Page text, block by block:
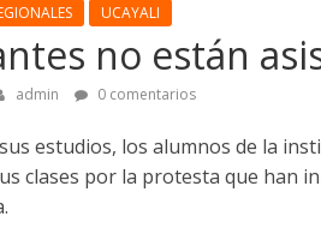
UCAYALI
no están
admin 0 comentarios
estudios, los alumnos de la
clases por la protesta que han